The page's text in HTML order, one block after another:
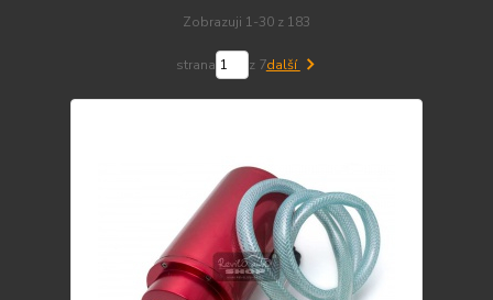
Zobrazuji 1-30 z 183
strana z 7další